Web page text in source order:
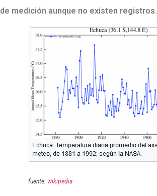
de medición aunque no existen registros.
fuente: wikipedia